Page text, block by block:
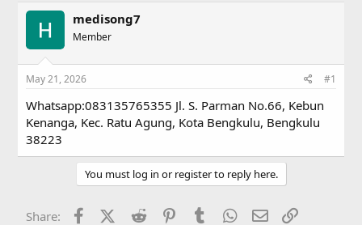
r
e
a
d
t
r
t
e
r
r
a
medisong7
Member
May 21, 2026 #1
Whatsapp:083135765355 Jl. S. Parman No.66, Kebun
Kenanga, Kec. Ratu Agung, Kota Bengkulu, Bengkulu
38223
You must log in or register to reply here.
Share: FacebookX (Twitter)
Reddit PinterestTumblr WhatsApp
Email